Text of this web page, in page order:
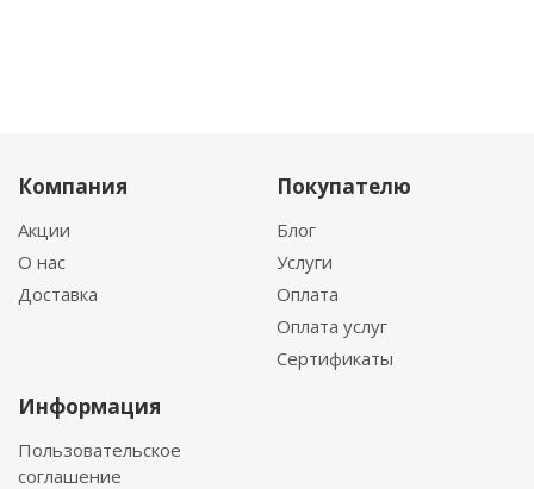
Компания
Акции
О нас
Доставка
Покупателю
Блог
Услуги
Оплата
Оплата услуг
Сертификаты
Информация
Пользовательское
соглашение